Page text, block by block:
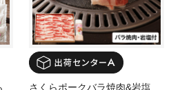
さくらポークバラ焼肉&岩塩